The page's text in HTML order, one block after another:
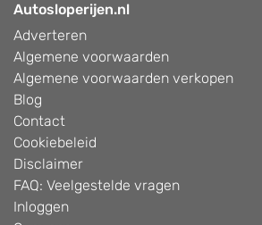
Autosloperijen.nl
Adverteren
Algemene voorwaarden
Algemene voorwaarden verkopen
Blog
Contact
Cookiebeleid
Disclaimer
FAQ: Veelgestelde vragen
Inloggen